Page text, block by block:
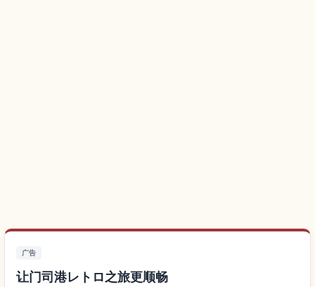
广告
让门司港レトロ之旅更顺畅